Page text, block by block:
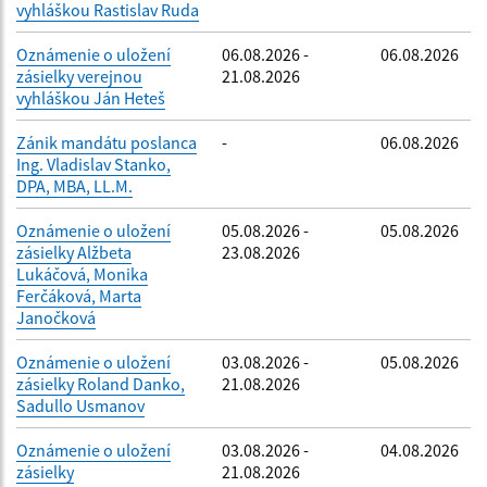
vyhláškou Rastislav Ruda
Oznámenie o uložení
zásielky verejnou
vyhláškou Ján Heteš
06.08.2026 -
21.08.2026
06.08.2026
Zánik mandátu poslanca
Ing. Vladislav Stanko,
DPA, MBA, LL.M.
- 06.08.2026
Oznámenie o uložení
zásielky Alžbeta
Lukáčová, Monika
Ferčáková, Marta
Janočková
05.08.2026 -
23.08.2026
05.08.2026
Oznámenie o uložení
zásielky Roland Danko,
Sadullo Usmanov
03.08.2026 -
21.08.2026
05.08.2026
Oznámenie o uložení
zásielky
03.08.2026 -
21.08.2026
04.08.2026